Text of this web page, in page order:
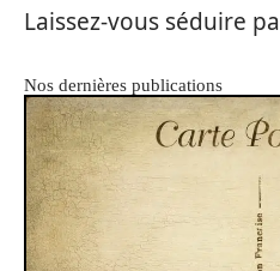
Laissez-vous séduire
Nos dernières publications